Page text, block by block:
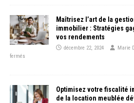
Maîtrisez l’art de la
immobilier : Stratégies
vos rendements
décembre 22, 2024 Marie
fermés
Optimisez votre fiscalité
de la location meublée